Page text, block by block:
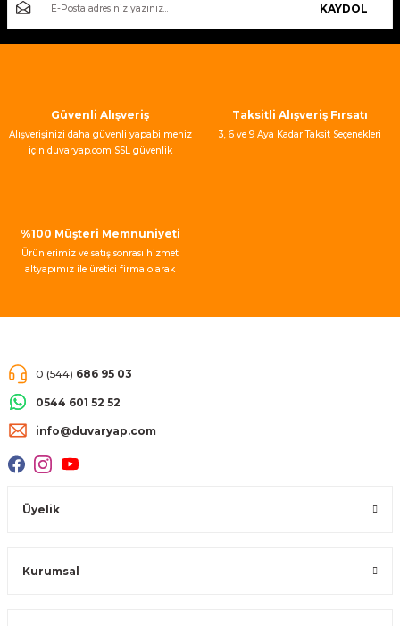
Ürün açıklamasında eksik bilgiler bulunuyor.
Ürün bilgilerinde hatalar bulunuyor.
KAYDOL
Güvenli Alışveriş
Alışverişinizi daha güvenli yapabilmeniz
için duvaryap.com SSL güvenlik
Taksitli Alışveriş Fırsatı
3, 6 ve 9 Aya Kadar Taksit Seçenekleri
%100 Müşteri Memnuniyeti
Ürünlerimiz ve satış sonrası hizmet
altyapımız ile üretici firma olarak
0 (544) 686 95 03
0544 601 52 52
info@duvaryap.com
Üyelik
Kurumsal